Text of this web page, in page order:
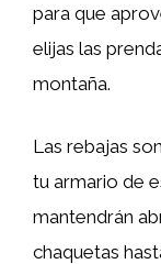
para que
elijas las
montaña.
Las rebajas
tu armario de
mantendrán
chaquetas